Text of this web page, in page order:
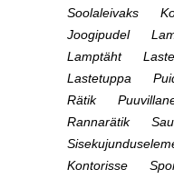
Soolaleivaks
Joogipudel
Lamptäht
Lastetuppa
Rätik
Rannarätik
Kontorisse